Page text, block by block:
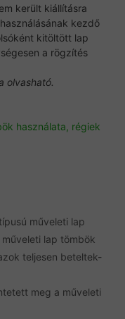
került kiállításra
kezdő
kitöltött lap
a rögzítés
olvasható.
használata, régiek
műveleti lap
lap tömbök
teljesen beteltek-
meg a műveleti